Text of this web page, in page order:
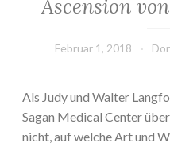
Ascension
Februar 1, 2018
Als Judy und Walter
Sagan Medical Center
nicht, auf welche Art und